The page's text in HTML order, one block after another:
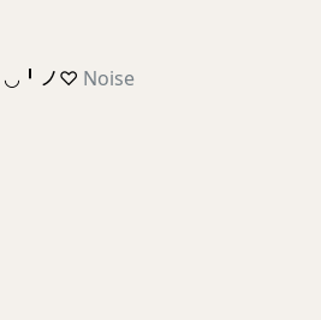
◡╹ノ♡ Noise